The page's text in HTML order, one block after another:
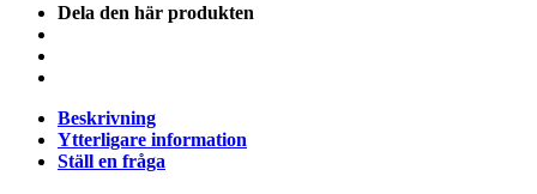
Dela den här produkten
Beskrivning
Ytterligare information
Ställ en fråga